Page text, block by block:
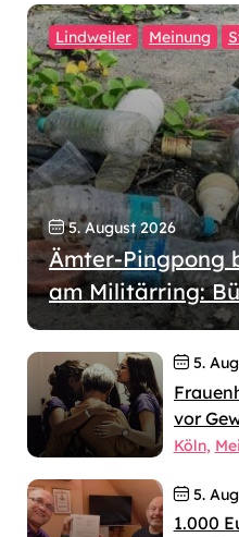
Lindweiler Meinung
5. August 2026
Ämter-Pingpong
am Militärring:
wochenlang
5.
vor
Köln
5.
1.000